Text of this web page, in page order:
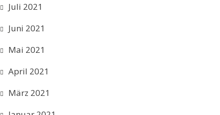
Juli 2021
Juni 2021
Mai 2021
April 2021
März 2021